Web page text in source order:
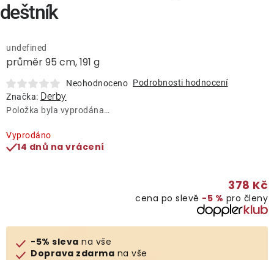
Lavice a houpačky
Lehátka
Doplňky
Prodávané značky
průměr 95 cm, 191 g
undefined
Neohodnoceno Podrobnosti hodnocení
Značka: Derby
Položka byla vyprodána…
Vyprodáno
14 dnů na vrácení
378 Kč
cena po slevě −5 % pro členy
-5% sleva na vše
Doprava zdarma na vše
deštník